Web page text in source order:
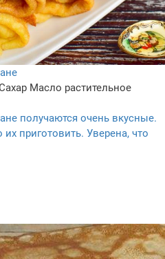
Масло растительное
получаются очень вкусные.
приготовить. Уверена, что